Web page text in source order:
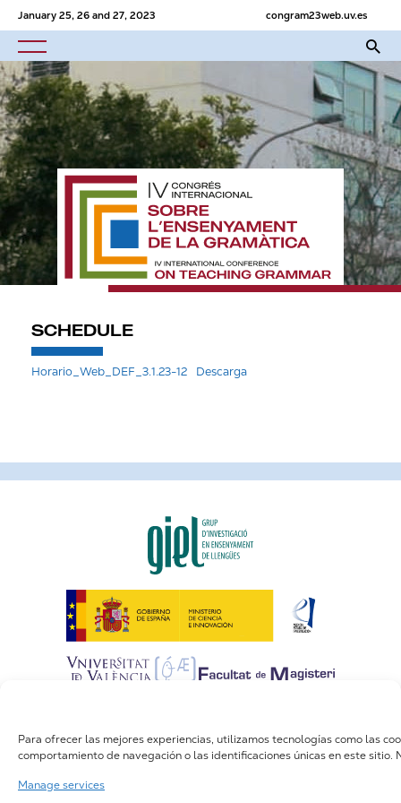
Para ofrecer las mejores experiencias, utilizamos tecnologías como las
comportamiento de navegación o las identificaciones únicas en este
Manage services
January 25, 26 and 27, 2023 congram23web.uv.es
SCHEDULE
Horario_Web_DEF_3.1.23-12 Descarga